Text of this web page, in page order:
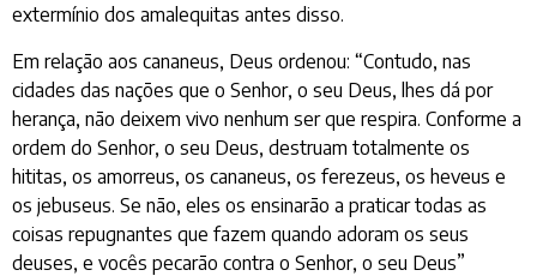
extermínio dos amalequitas antes disso.
Em relação aos cananeus, Deus ordenou: “Contudo, nas
cidades das nações que o Senhor, o seu Deus, lhes dá por
herança, não deixem vivo nenhum ser que respira. Conforme a
ordem do Senhor, o seu Deus, destruam totalmente os
hititas, os amorreus, os cananeus, os ferezeus, os heveus e
os jebuseus. Se não, eles os ensinarão a praticar todas as
coisas repugnantes que fazem quando adoram os seus
deuses, e vocês pecarão contra o Senhor, o seu Deus”